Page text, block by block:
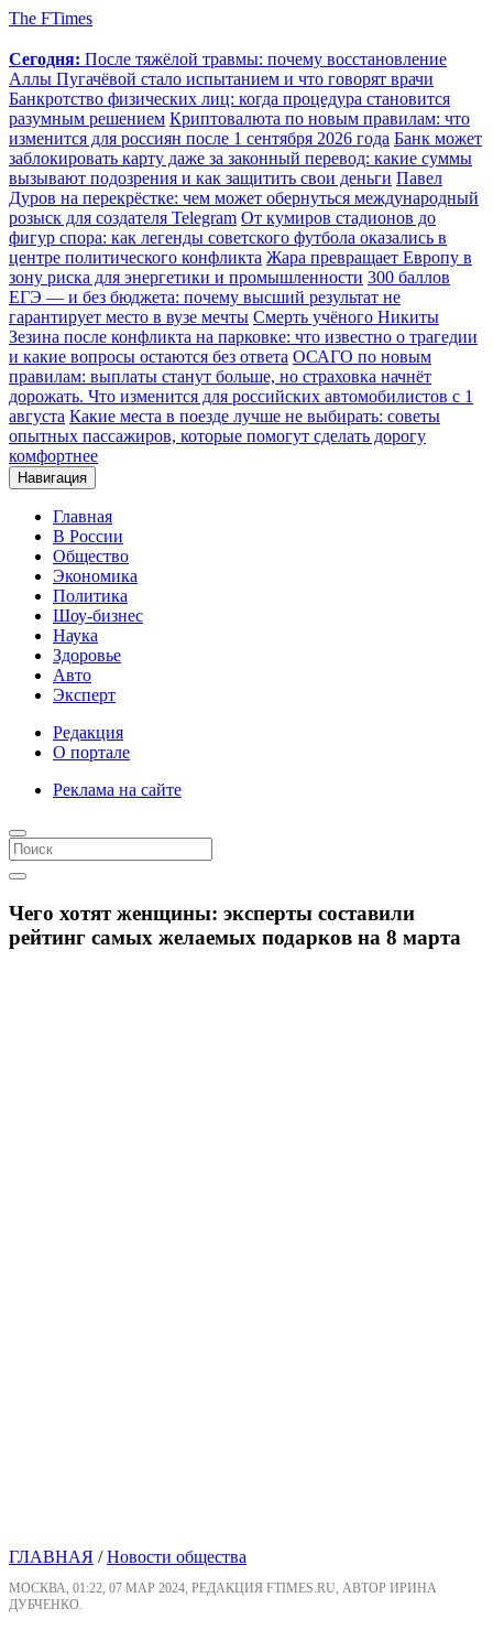
The FTimes
Сегодня: После тяжёлой травмы: почему восстановление
Аллы Пугачёвой стало испытанием и что говорят врачи
Банкротство физических лиц: когда процедура становится
разумным решением Криптовалюта по новым правилам: что
изменится для россиян после 1 сентября 2026 года Банк может
заблокировать карту даже за законный перевод: какие суммы
вызывают подозрения и как защитить свои деньги Павел
Дуров на перекрёстке: чем может обернуться международный
розыск для создателя Telegram От кумиров стадионов до
фигур спора: как легенды советского футбола оказались в
центре политического конфликта Жара превращает Европу в
зону риска для энергетики и промышленности 300 баллов
ЕГЭ — и без бюджета: почему высший результат не
гарантирует место в вузе мечты Смерть учёного Никиты
Зезина после конфликта на парковке: что известно о трагедии
и какие вопросы остаются без ответа ОСАГО по новым
правилам: выплаты станут больше, но страховка начнёт
дорожать. Что изменится для российских автомобилистов с 1
августа Какие места в поезде лучше не выбирать: советы
опытных пассажиров, которые помогут сделать дорогу
комфортнее
Навигация
Главная
В России
Общество
Экономика
Политика
Шоу-бизнес
Наука
Здоровье
Авто
Эксперт
Редакция
О портале
Реклама на сайте
Чего хотят женщины: эксперты составили
рейтинг самых желаемых подарков на 8 марта
ГЛАВНАЯ /Новости общества
МОСКВА, 01:22, 07 МАР 2024, РЕДАКЦИЯ FTIMES.RU, АВТОР ИРИНА
ДУБЧЕНКО.